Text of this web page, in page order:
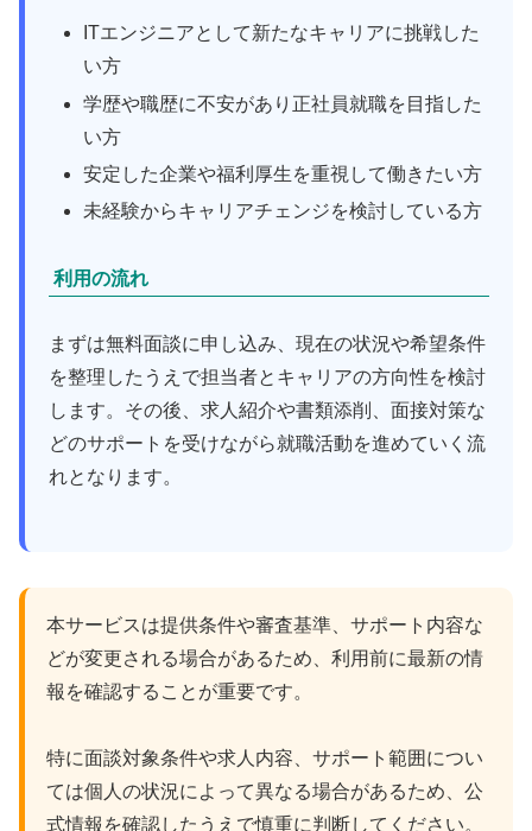
ITエンジニアとして新たなキャリアに挑戦した
い方
学歴や職歴に不安があり正社員就職を目指した
い方
安定した企業や福利厚生を重視して働きたい方
未経験からキャリアチェンジを検討している方
利用の流れ
まずは無料面談に申し込み、現在の状況や希望条件
を整理したうえで担当者とキャリアの方向性を検討
します。その後、求人紹介や書類添削、面接対策な
どのサポートを受けながら就職活動を進めていく流
れとなります。
本サービスは提供条件や審査基準、サポート内容な
どが変更される場合があるため、利用前に最新の情
報を確認することが重要です。
特に面談対象条件や求人内容、サポート範囲につい
ては個人の状況によって異なる場合があるため、公
式情報を確認したうえで慎重に判断してください。